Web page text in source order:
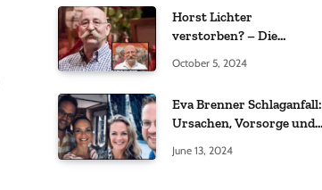
Horst Lichter
verstorben? – Die
Gerüchten
October 5, 2024
Eva Brenner Schlaganfall:
Ursachen, Vorsorge und
June 13, 2024